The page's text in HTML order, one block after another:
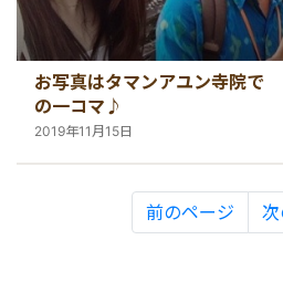
お写真はタマンアユン寺院で
の一コマ♪
2019年11月15日
前のページ